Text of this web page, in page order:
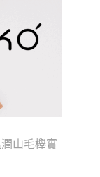
潤山毛櫸實